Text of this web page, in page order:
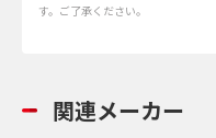
す。ご了承ください。
関連メーカー